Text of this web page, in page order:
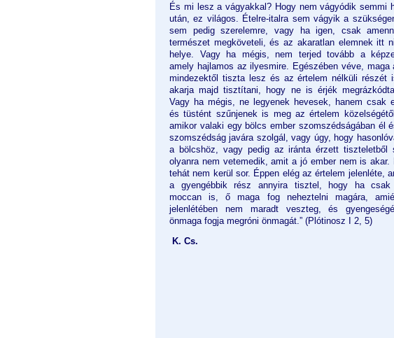
És mi lesz a vágyakkal? Hogy nem vágyódik semmi
után, ez világos. Ételre-italra sem vágyik a
sem pedig szerelemre, vagy ha igen, csak
természet megköveteli, és az akarat­lan elemnek itt
helye. Vagy ha mégis, nem ter­jed tovább a
amely hajlamos az ilyesmire. Egészében véve, maga
mindezektől tiszta lesz és az értelem nélküli részét
akarja majd tisztí­tani, hogy ne is érjék
Vagy ha mégis, ne legyenek hevesek, hanem csak
és tüstént szűn­jenek is meg az értelem
amikor valaki egy bölcs ember szomszédságában él
szomszédság javára szolgál, vagy úgy, hogy
a bölcs­höz, vagy pedig az iránta érzett tiszteletből
olyanra nem vetemedik, amit a jó ember nem is akar.
tehát nem kerül sor. Éppen elég az értelem jelen­léte,
a gyengébbik rész annyira tisztel, hogy ha csak
moccan is, ő maga fog neheztelni magára,
jelenlétében nem maradt veszteg, és
önmaga fogja megróni önmagát.” (Plótinosz I 2, 5)
K. Cs.